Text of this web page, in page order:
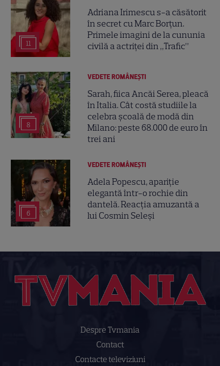
11
Adriana Irimescu s-a căsătorit
în secret cu Marc Borțun.
Primele imagini de la cununia
civilă a actriței din „Trafic”
8
VEDETE ROMÂNEŞTI
Sarah, fiica Ancăi Serea, pleacă
în Italia. Cât costă studiile la
celebra școală de modă din
Milano: peste 68.000 de euro în
trei ani
6
VEDETE ROMÂNEŞTI
Adela Popescu, apariție
elegantă într-o rochie din
dantelă. Reacția amuzantă a
lui Cosmin Seleși
Despre Tvmania
Contact
Contacte televiziuni